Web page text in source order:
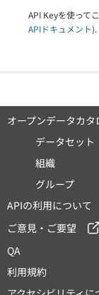
API Keyを使って
APIドキュメント).
オープンデータカタ
データセット
組織
グループ
APIの利用について
ご意見・ご要望
QA
利用規約